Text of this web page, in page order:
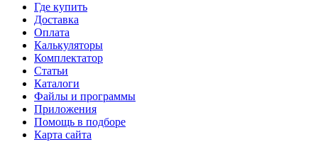
Где купить
Доставка
Оплата
Калькуляторы
Комплектатор
Статьи
Каталоги
Файлы и программы
Приложения
Помощь в подборе
Карта сайта